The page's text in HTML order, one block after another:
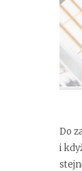
Do
i